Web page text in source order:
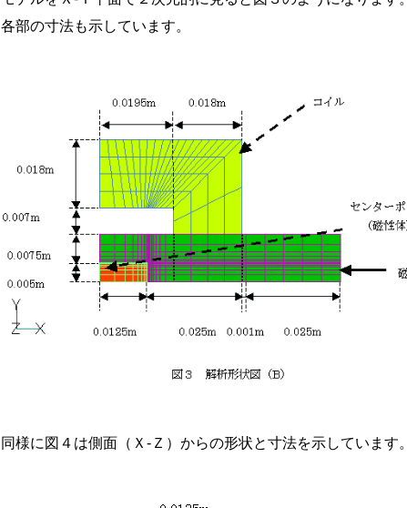
各部の寸法も示しています。
同様に図４は側面（Ｘ-Ｚ）からの形状と寸法を示しています。